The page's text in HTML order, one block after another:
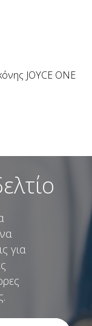
JOYCE ONE
για